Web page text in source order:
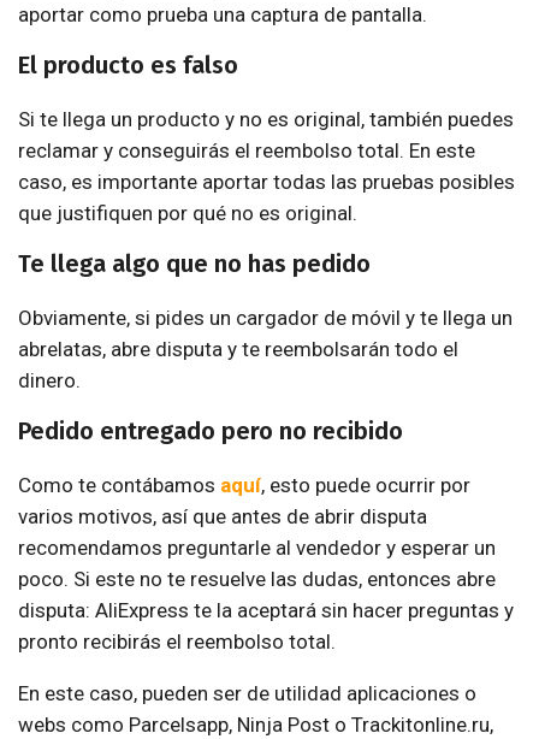
aportar como prueba una captura de pantalla.
El producto es falso
Si te llega un producto y no es original, también puedes
reclamar y conseguirás el reembolso total. En este
caso, es importante aportar todas las pruebas posibles
que justifiquen por qué no es original.
Te llega algo que no has pedido
Obviamente, si pides un cargador de móvil y te llega un
abrelatas, abre disputa y te reembolsarán todo el
dinero.
Pedido entregado pero no recibido
Como te contábamos aquí, esto puede ocurrir por
varios motivos, así que antes de abrir disputa
recomendamos preguntarle al vendedor y esperar un
poco. Si este no te resuelve las dudas, entonces abre
disputa: AliExpress te la aceptará sin hacer preguntas y
pronto recibirás el reembolso total.
En este caso, pueden ser de utilidad aplicaciones o
webs como Parcelsapp, Ninja Post o Trackitonline.ru,